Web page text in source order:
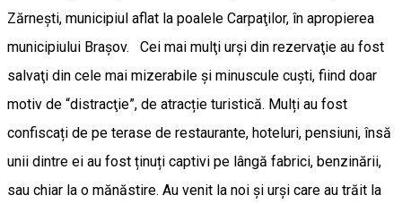
Zărneşti, municipiul aflat la poalele Carpaţilor, în apropierea
municipiului Braşov. Cei mai mulţi urşi din rezervaţie au fost
salvaţi din cele mai mizerabile şi minuscule cuşti, fiind doar
motiv de “distracţie”, de atracție turistică. Mulți au fost
confiscați de pe terase de restaurante, hoteluri, pensiuni, însă
unii dintre ei au fost ținuți captivi pe lângă fabrici, benzinării,
sau chiar la o mănăstire. Au venit la noi și urși care au trăit la